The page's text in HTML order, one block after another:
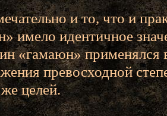
и то, что и
имело идентичное
«гамаюн» применялся
превосходной
целей.